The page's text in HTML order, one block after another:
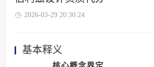
2026-03-29 20:30:24
基本释义